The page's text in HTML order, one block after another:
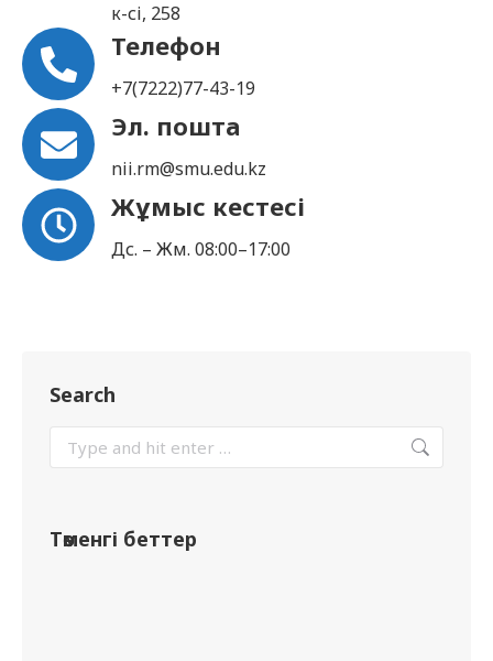
к-сі, 258
Телефон
+7(7222)77-43-19
Эл. пошта
nii.rm@smu.edu.kz
Жұмыс кестесі
Дс. – Жм. 08:00–17:00
Search
Төменгі беттер